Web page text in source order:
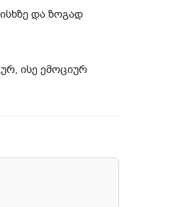
და ზოგად
ისე ემოციურ